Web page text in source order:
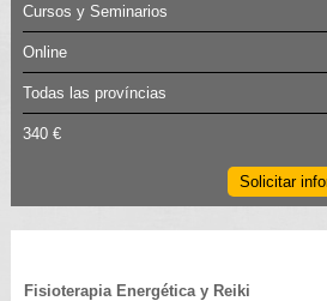
Cursos y Seminarios
Online
Todas las províncias
340 €
Solicitar
Fisioterapia Energética y Reiki